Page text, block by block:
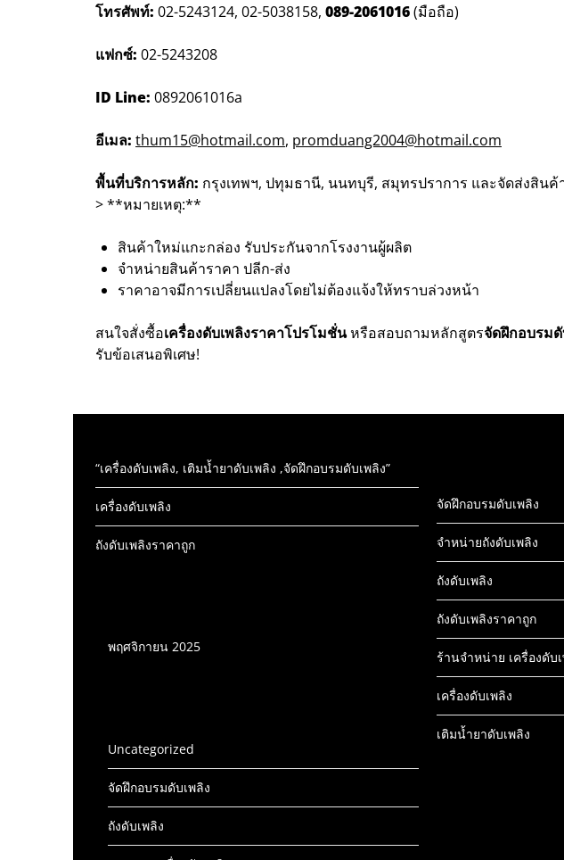
โทรศัพท์: 02-5243124, 02-5038158, 089-2061016(มือถือ)
แฟกซ์: 02-5243208
ID Line: 0892061016a
อีเมล: thum15@hotmail.com, promduang2004@hotmail.com
พื้นที่บริการหลัก: กรุงเทพฯ, ปทุมธานี, นนทบุรี, สมุทรปราการ และจัดส่งสินค้
> **หมายเหตุ:**
สินค้าใหม่แกะกล่อง รับประกันจากโรงงานผู้ผลิต
จำหน่ายสินค้าราคา ปลีก-ส่ง
ราคาอาจมีการเปลี่ยนแปลงโดยไม่ต้องแจ้งให้ทราบล่วงหน้า
สนใจสั่งซื้อเครื่องดับเพลิงราคาโปรโมชั่นหรือสอบถามหลักสูตรจัดฝึกอบรมดั
รับข้อเสนอพิเศษ!
“เครื่องดับเพลิง, เติมน้ำยาดับเพลิง ,จัดฝึกอบรมดับเพลิง”
เครื่องดับเพลิง
ถังดับเพลิงราคาถูก
พฤศจิกายน 2025
Uncategorized
จัดฝึกอบรมดับเพลิง
ถังดับเพลิง
จัดฝึกอบรมดับเพลิง
จำหน่ายถังดับเพลิง
ถังดับเพลิง
ถังดับเพลิงราคาถูก
ร้านจำหน่าย เครื่องดับ
เครื่องดับเพลิง
เติมน้ำยาดับเพลิง